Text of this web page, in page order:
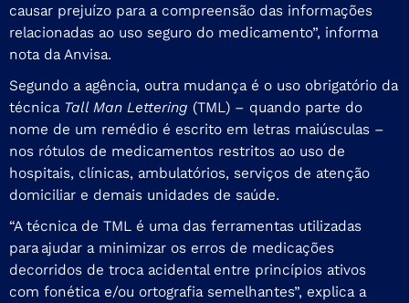
causar prejuízo para a compreensão das informações
relacionadas ao uso seguro do medicamento”, informa
nota da Anvisa.
Segundo a agência, outra mudança é o uso obrigatório da
técnica Tall Man Lettering (TML) – quando parte do
nome de um remédio é escrito em letras maiúsculas –
nos rótulos de medicamentos restritos ao uso de
hospitais, clínicas, ambulatórios, serviços de atenção
domiciliar e demais unidades de saúde.
“A técnica de TML é uma das ferramentas utilizadas
para ajudar a minimizar os erros de medicações
decorridos de troca acidental entre princípios ativos
com fonética e/ou ortografia semelhantes”, explica a